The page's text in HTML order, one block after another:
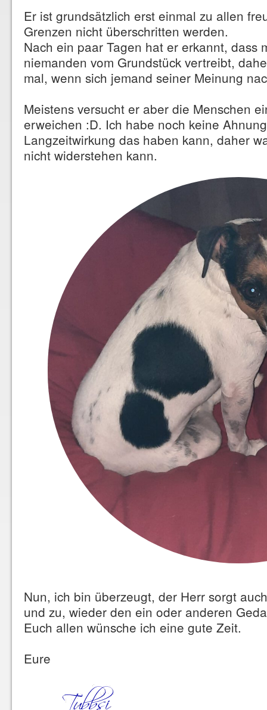
Er ist grundsätzlich erst einmal zu allen
Grenzen nicht überschritten werden.
Nach ein paar Tagen hat er erkannt, dass
niemanden vom Grundstück vertreibt,
mal, wenn sich jemand seiner Meinung
Meistens versucht er aber die Menschen
erweichen :D. Ich habe noch keine
Langzeitwirkung das haben kann, daher
nicht widerstehen kann.
Nun, ich bin überzeugt, der Herr sorgt
und zu, wieder den ein oder anderen
Euch allen wünsche ich eine gute Zeit.
Eure